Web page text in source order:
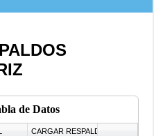
de Datos
CARGAR RESPALDO: